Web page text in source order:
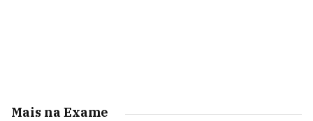
Mais na Exame